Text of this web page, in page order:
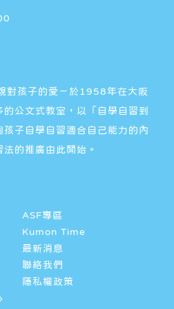
對孩子的愛－於1958年在大阪
公文式教室，以「自學自習到
子自學自習適合自己能力的內
的推廣由此開始。
ASF專區
Kumon Time
最新消息
聯絡我們
隱私權政策